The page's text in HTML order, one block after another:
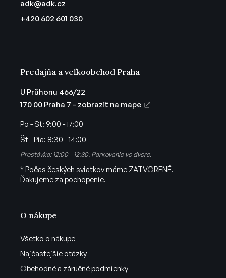
adk@adk.cz
+420 602 601 030
O nákupe
Všetko o nákupe
Najčastejšie otázky
Obchodné a záručné podmienky
Predajňa a veľkoobchod Praha
U Průhonu 466/22
170 00 Praha 7 - zobraziť na mape
Po - St: 9:00 - 17:00
Št - Pia: 8:30 - 14:00
Prestávka: 12:00 - 12:30. Parkovanie vo dvore.
* Počas českých sviatkov máme ZATVORENÉ.
Ďakujeme za pochopenie.